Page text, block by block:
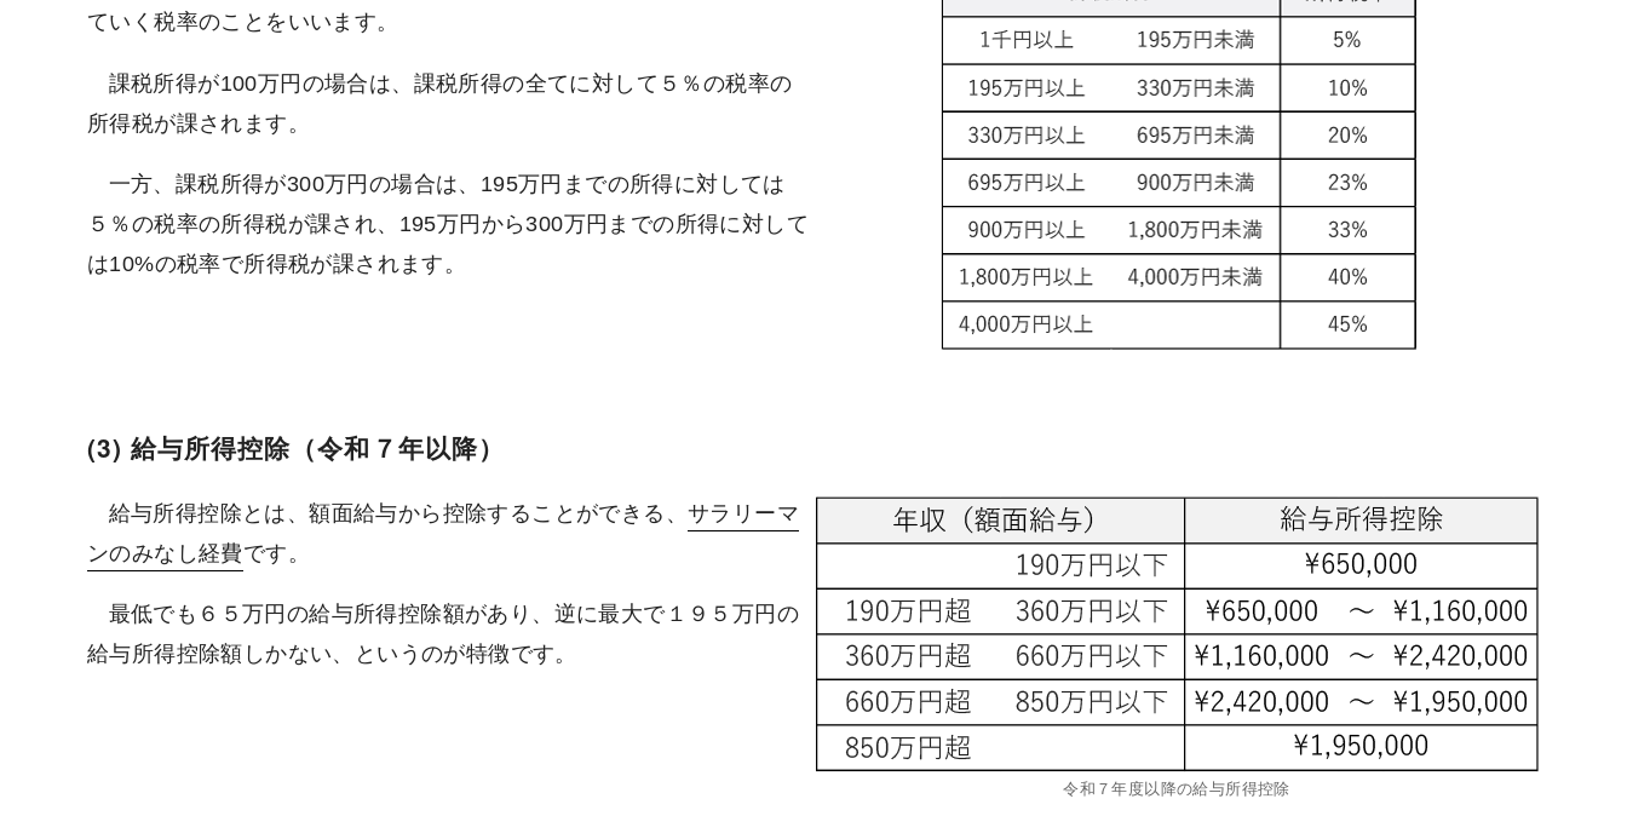
ていく税率のことをいいます。
課税所得が100万円の場合は、課税所得の全てに対して５％の税率の
所得税が課されます。
一方、課税所得が300万円の場合は、195万円までの所得に対しては
５％の税率の所得税が課され、195万円から300万円までの所得に対して
は10%の税率で所得税が課されます。
(3) 給与所得控除（令和７年以降）
給与所得控除とは、額面給与から控除することができる、 サラリーマ
ンのみなし経費です。
最低でも６５万円の給与所得控除額があり、逆に最大で１９５万円の
給与所得控除額しかない、というのが特徴です。
令和７年度以降の給与所得控除